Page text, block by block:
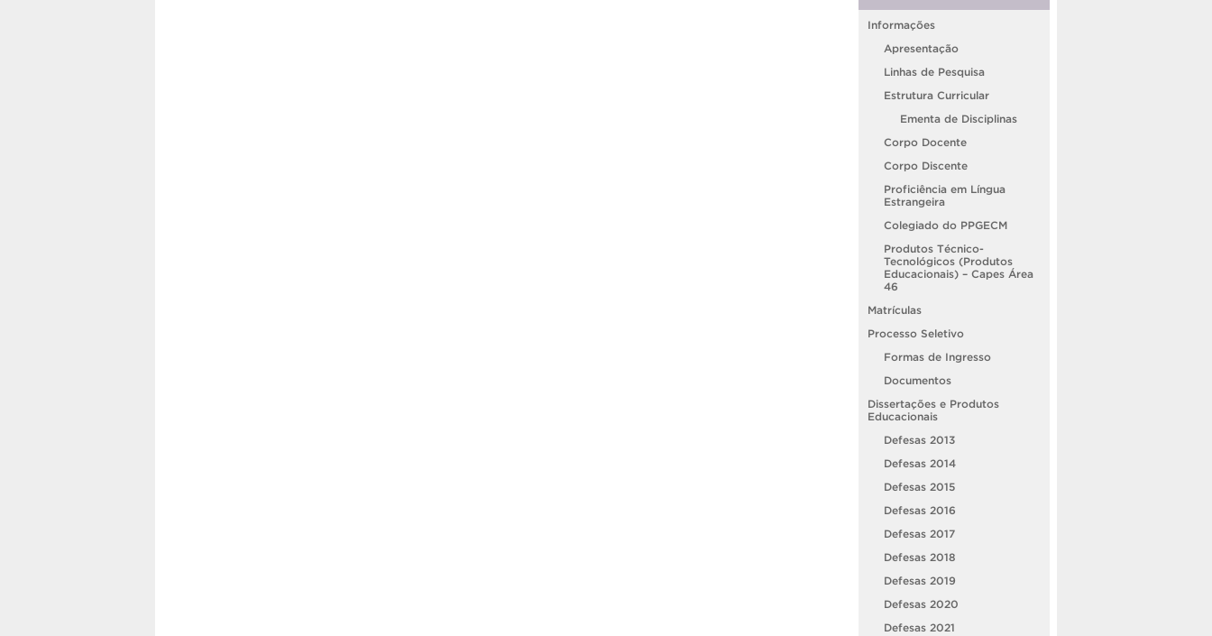
Informações
Apresentação
Linhas de Pesquisa
Estrutura Curricular
Ementa de Disciplinas
Corpo Docente
Corpo Discente
Proficiência em Língua
Estrangeira
Colegiado do PPGECM
Produtos Técnico-
Tecnológicos (Produtos
Educacionais) – Capes Área
46
Matrículas
Processo Seletivo
Formas de Ingresso
Documentos
Dissertações e Produtos
Educacionais
Defesas 2013
Defesas 2014
Defesas 2015
Defesas 2016
Defesas 2017
Defesas 2018
Defesas 2019
Defesas 2020
Defesas 2021